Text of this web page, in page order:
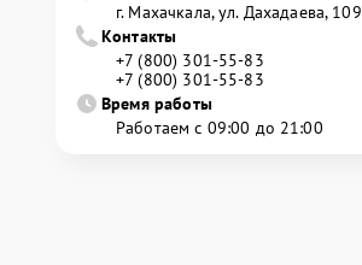
г. Махачкала, ул. Дахадаева, 109
Контакты
+7 (800) 301-55-83
+7 (800) 301-55-83
Время работы
Работаем с 09:00 до 21:00